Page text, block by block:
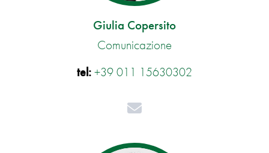
Giulia Copersito
Comunicazione
tel:+39 011 15630302
Mail